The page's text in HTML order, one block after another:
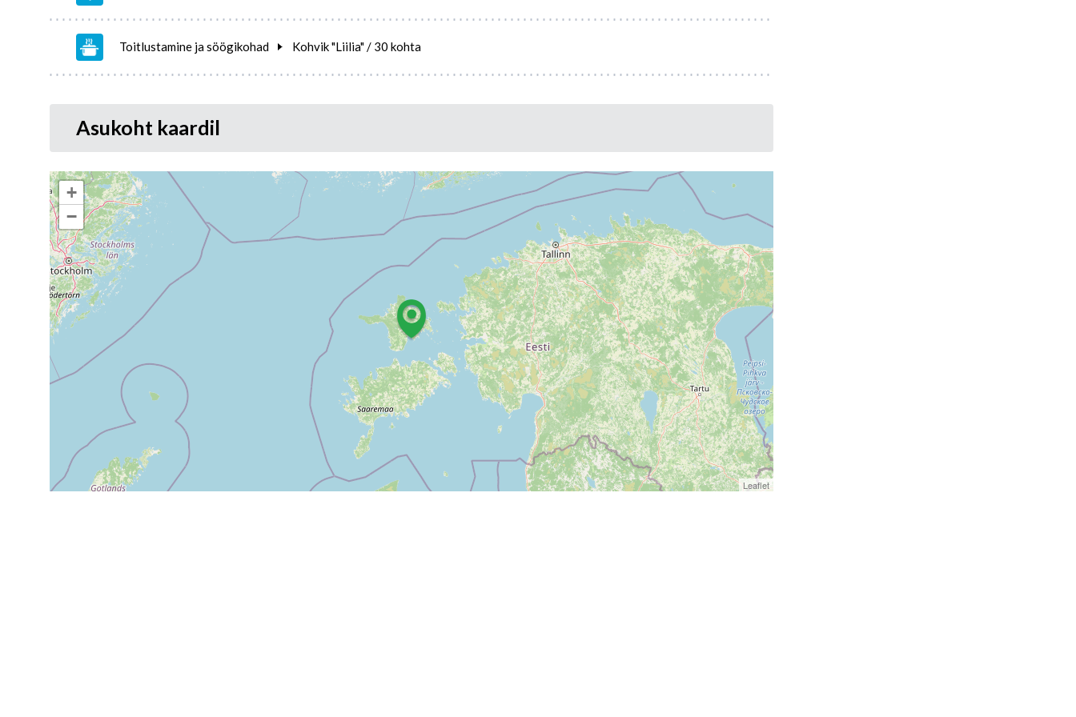
Toitlustamine ja söögikohad Kohvik "Liilia" / 30 kohta
Asukoht kaardil
+
−
Leaflet